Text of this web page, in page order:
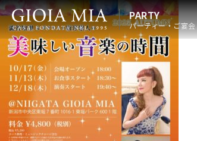
PARTY
パーティー・ご宴会